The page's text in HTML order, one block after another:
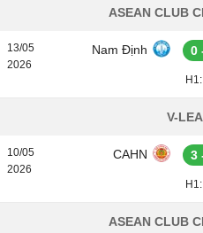
ASEAN CLUB
13/05
2026
Nam Định 0
V-
10/05
2026
CAHN 3
ASEAN CLUB